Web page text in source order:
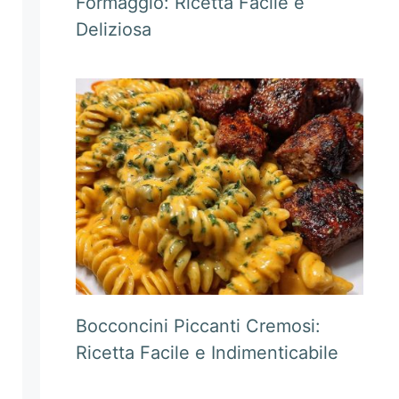
Deliziosa
Bocconcini Piccanti Cremosi:
Ricetta Facile e Indimenticabile